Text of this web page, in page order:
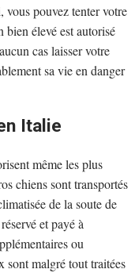
vous pouvez tenter votre
bien élevé est autorisé
cas laisser votre
sa vie en danger
Italie
même les plus
chiens sont transportés
de la soute de
et payé à
ou
sont malgré tout traitées